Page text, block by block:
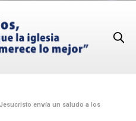
envía un saludo a los